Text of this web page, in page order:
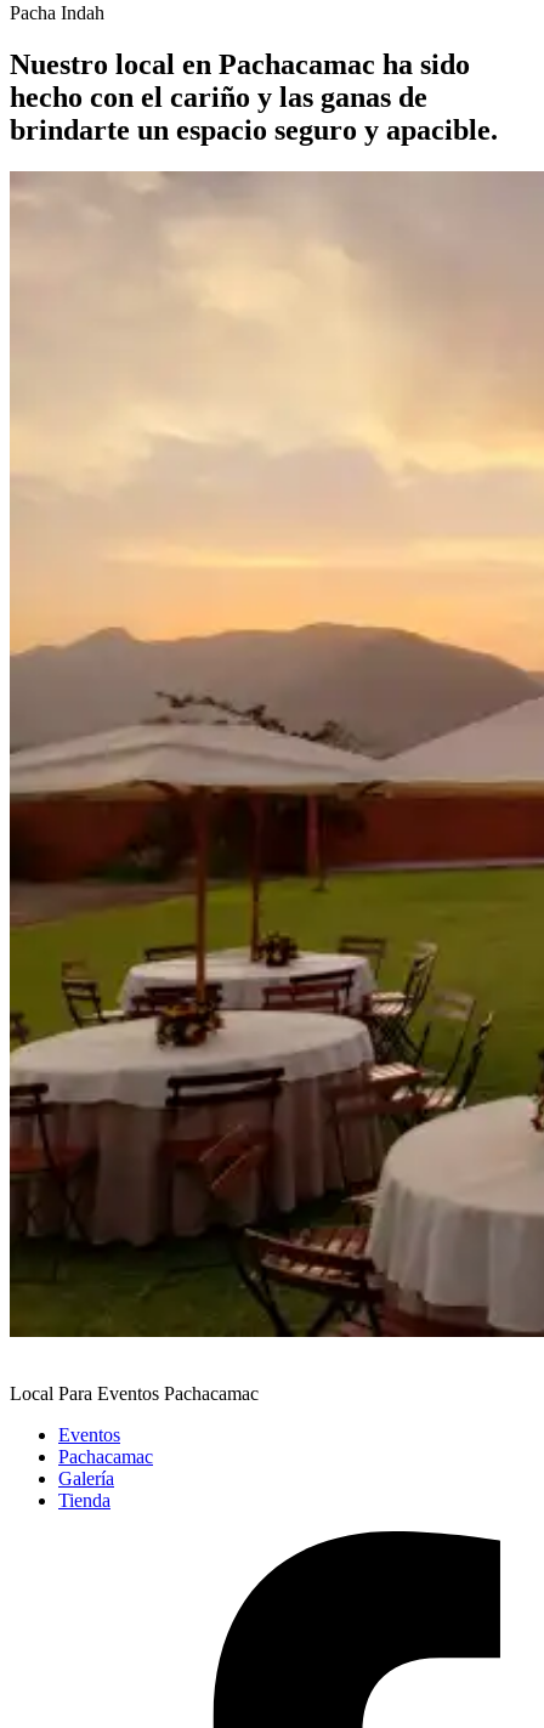
Pacha Indah
Nuestro local en Pachacamac ha sido
hecho con el cariño y las ganas de
brindarte un espacio seguro y apacible.
Local Para Eventos Pachacamac
Eventos
Pachacamac
Galería
Tienda